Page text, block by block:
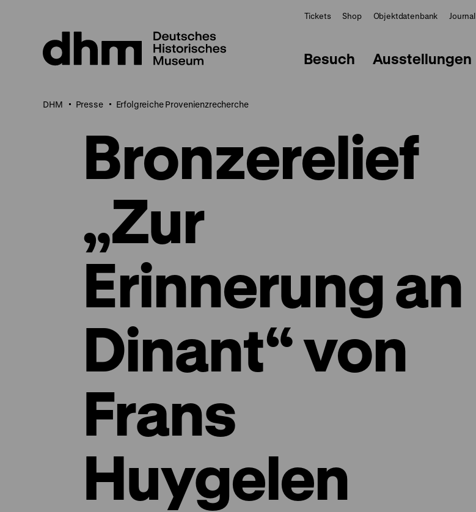
Seiteninhalt
springen
Tickets Shop Objektdatenbank Journal
Besuch Ausstellungen
DHM Presse Erfolgreiche Provenienzrecherche
Bronzerelief
„Zur
Erinnerung an
Dinant“ von
Frans
Huygelen